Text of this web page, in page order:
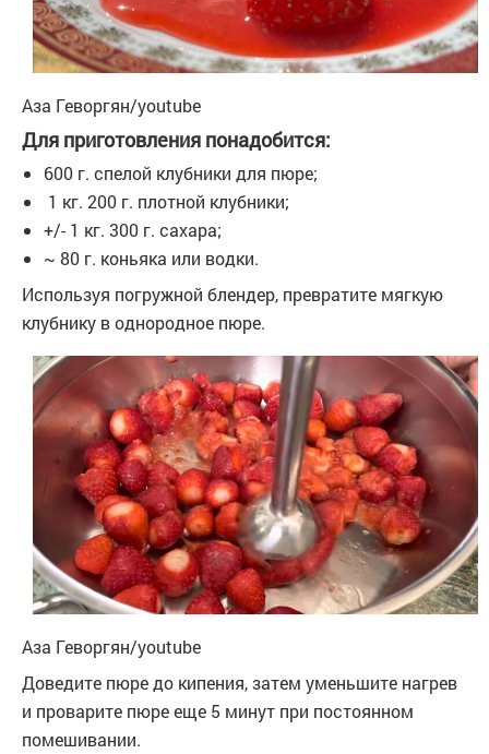
Аза Геворгян/youtube
Для приготовления понадобится:
600 г. спелой клубники для пюре;
1 кг. 200 г. плотной клубники;
+/- 1 кг. 300 г. сахара;
~ 80 г. коньяка или водки.
Используя погружной блендер, превратите мягкую
клубнику в однородное пюре.
Аза Геворгян/youtube
Доведите пюре до кипения, затем уменьшите нагрев
и проварите пюре еще 5 минут при постоянном
помешивании.